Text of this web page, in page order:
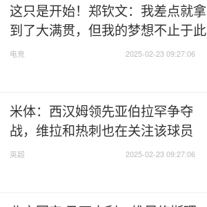
这只是开始！郑钦文：我差点就拿
到了大满贯，但我的梦想不止于此
电竞 2025-02-23 09:27:06
米体：西汉姆领先亚伯拉罕争夺
战，维拉和热刺也在关注该球员
英超 2025-02-23 09:27:06